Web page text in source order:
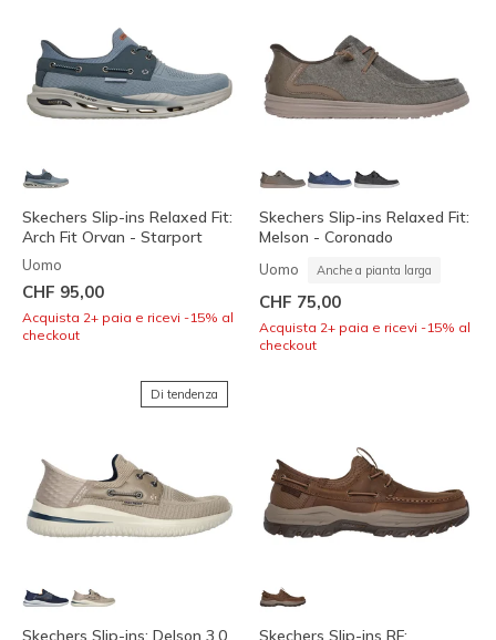
Skechers Slip-ins Relaxed Fit:
Arch Fit Orvan - Starport
Uomo
CHF 95,00
Acquista 2+ paia e ricevi -15% al
checkout
Skechers Slip-ins Relaxed Fit:
Melson - Coronado
Uomo Anche a pianta larga
CHF 75,00
Acquista 2+ paia e ricevi -15% al
checkout
Di tendenza
Skechers Slip-ins: Delson 3.0
Skechers Slip-ins RF: